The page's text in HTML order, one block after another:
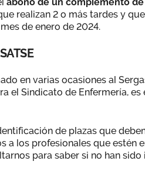
realizan 2 o más tardes y
de enero de 2024.
en varias ocasiones al
el Sindicato de Enfermería,
de plazas que
a los profesionales que estén
para saber si no han